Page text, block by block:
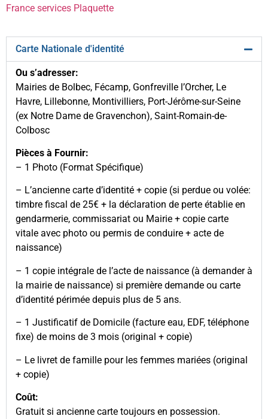
France services Plaquette
Carte Nationale d'identité
Ou s’adresser:
Mairies de Bolbec, Fécamp, Gonfreville l’Orcher, Le
Havre, Lillebonne, Montivilliers, Port-Jérôme-sur-Seine
(ex Notre Dame de Gravenchon), Saint-Romain-de-
Colbosc
Pièces à Fournir:
– 1 Photo (Format Spécifique)
– L’ancienne carte d’identité + copie (si perdue ou volée:
timbre fiscal de 25€ + la déclaration de perte établie en
gendarmerie, commissariat ou Mairie + copie carte
vitale avec photo ou permis de conduire + acte de
naissance)
– 1 copie intégrale de l’acte de naissance (à demander à
la mairie de naissance) si première demande ou carte
d’identité périmée depuis plus de 5 ans.
– 1 Justificatif de Domicile (facture eau, EDF, téléphone
fixe) de moins de 3 mois (original + copie)
– Le livret de famille pour les femmes mariées (original
+ copie)
Coût:
Gratuit si ancienne carte toujours en possession.